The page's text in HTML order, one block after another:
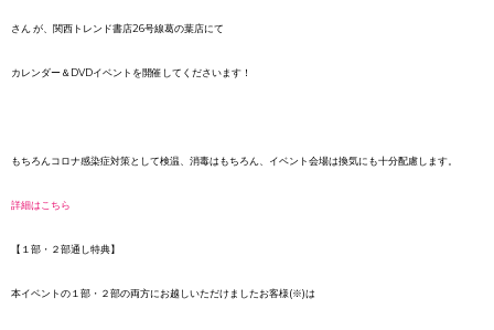
さん が、関西トレンド書店26号線葛の葉店にて
カレンダー＆DVDイベントを開催してくださいます！
もちろんコロナ感染症対策として検温、消毒はもちろん、イベント会場は換気にも十分配慮します。
詳細はこちら
【１部・２部通し特典】
本イベントの１部・２部の両方にお越しいただけましたお客様(※)は